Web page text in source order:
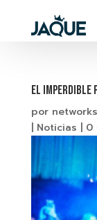
EL IMPERDIBLE
por
Noticias 0